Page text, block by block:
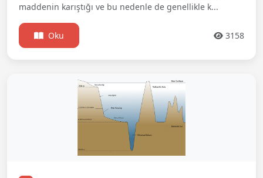
maddenin karıştığı ve bu nedenle de genellikle k...
Oku 3158